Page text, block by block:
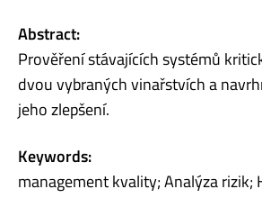
Abstract:
Prověření stávajících systémů
dvou vybraných vinařstvích a
jeho zlepšení.
Keywords:
management kvality; Analýza rizik;